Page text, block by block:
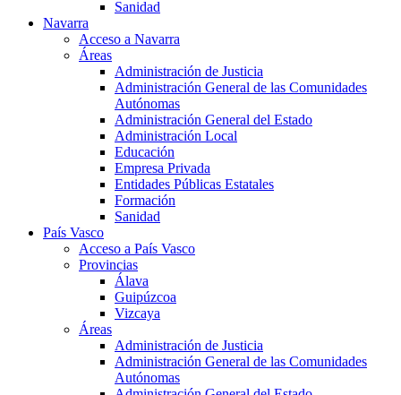
Sanidad
Navarra
Acceso a Navarra
Áreas
Administración de Justicia
Administración General de las Comunidades
Autónomas
Administración General del Estado
Administración Local
Educación
Empresa Privada
Entidades Públicas Estatales
Formación
Sanidad
País Vasco
Acceso a País Vasco
Provincias
Álava
Guipúzcoa
Vizcaya
Áreas
Administración de Justicia
Administración General de las Comunidades
Autónomas